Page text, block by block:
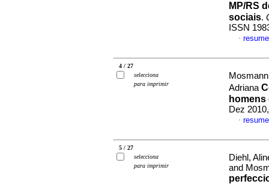
MP/RS
sociais.
ISSN
·
4 / 27
selecciona
para imprimir
Adriana
Dez
·
5 / 27
selecciona
para imprimir
Diehl,
and